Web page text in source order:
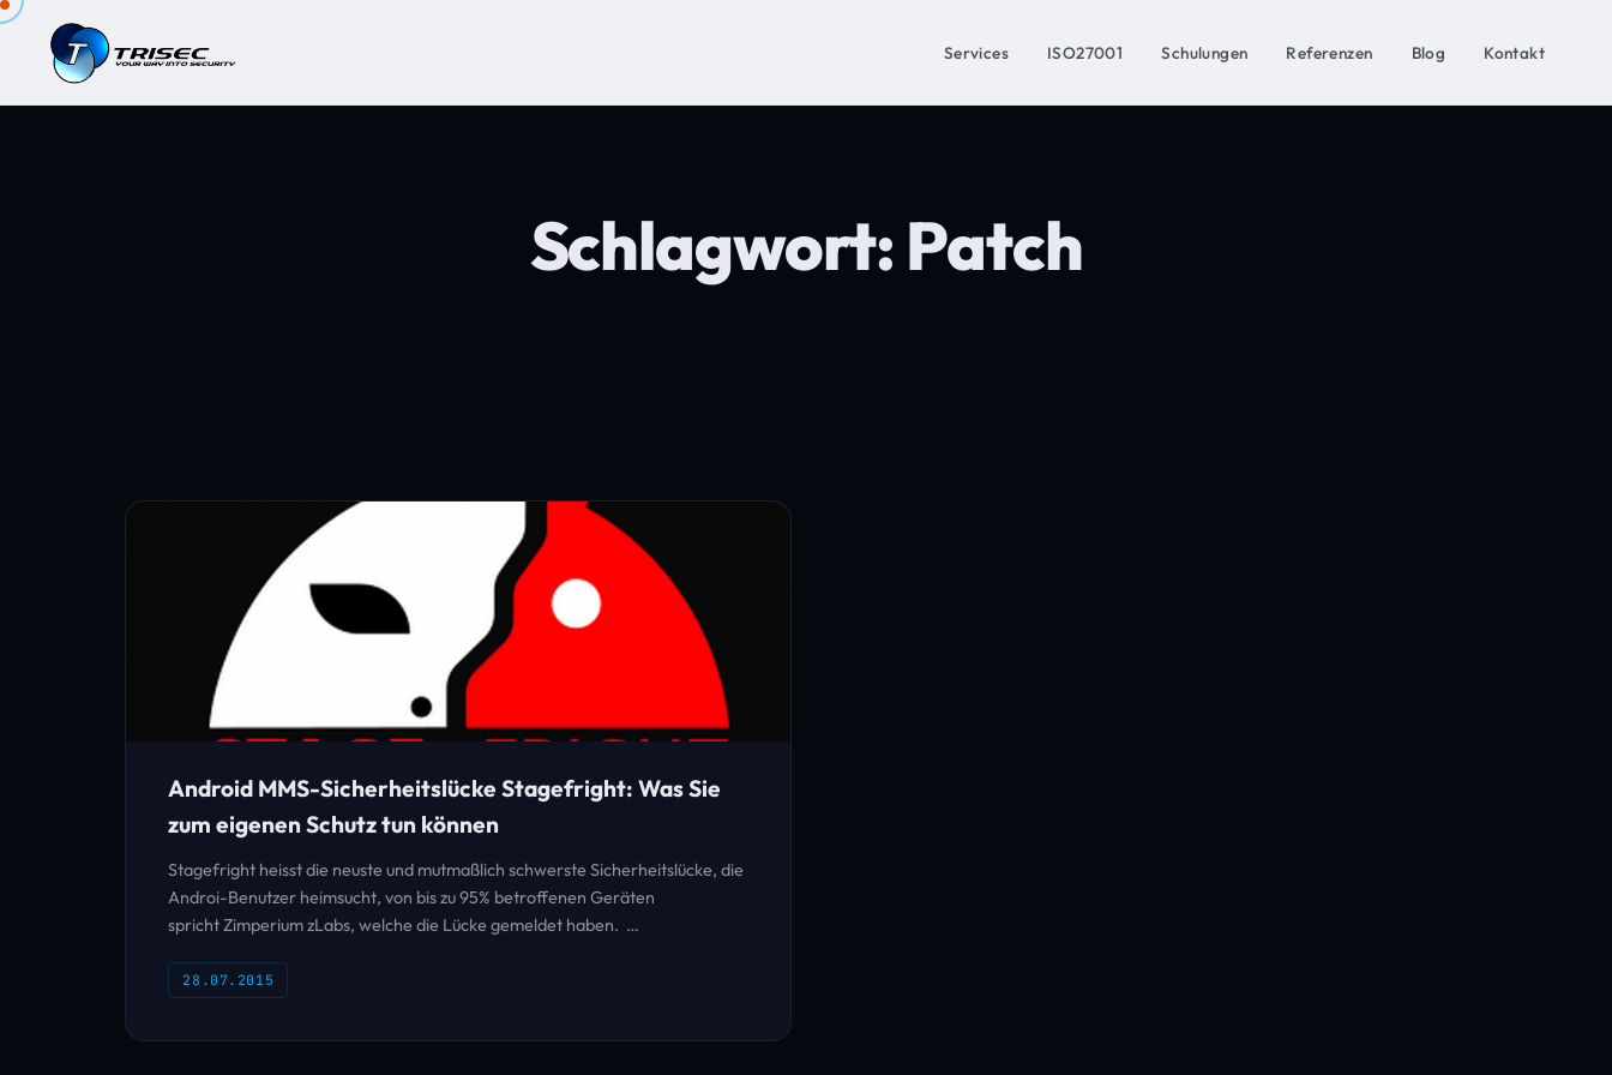
Services ISO27001 Schulungen Referenzen Blog Kontakt
Schlagwort:Patch
Android MMS-Sicherheitslücke Stagefright: Was Sie
zum eigenen Schutz tun können
Stagefright heisst die neuste und mutmaßlich schwerste Sicherheitslücke, die
Androi-Benutzer heimsucht, von bis zu 95% betroffenen Geräten
spricht Zimperium zLabs, welche die Lücke gemeldet haben. …
28.07.2015